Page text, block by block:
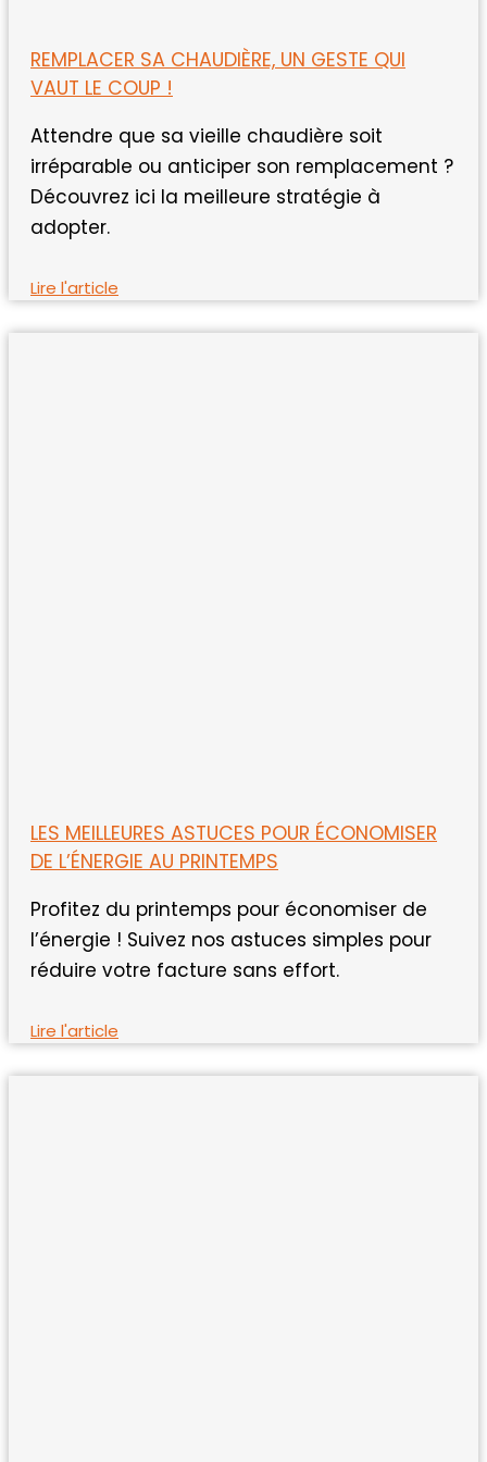
REMPLACER SA CHAUDIÈRE, UN GESTE QUI
VAUT LE COUP !
Attendre que sa vieille chaudière soit
irréparable ou anticiper son remplacement ?
Découvrez ici la meilleure stratégie à
adopter.
Lire l'article
LES MEILLEURES ASTUCES POUR ÉCONOMISER
DE L’ÉNERGIE AU PRINTEMPS
Profitez du printemps pour économiser de
l’énergie ! Suivez nos astuces simples pour
réduire votre facture sans effort.
Lire l'article